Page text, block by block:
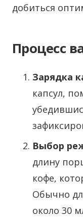
добиться
Процесс
Зарядка
капсул,
Выбор
длину
кофе,
Обычно
около 30